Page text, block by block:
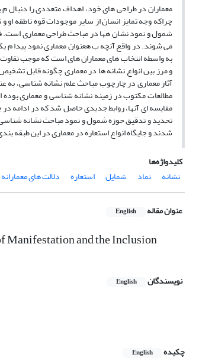
معماران در طراحی های خود، اهداف متعددی را دنبال م
چراکه وجه تمایز انسان از سایر موجودات قوه ناطقه
شمول و نمود نشان هها در مباحث طراحی معماری است.
می شوند. در واقع آنچه ب هعنوان معماری نمود پیدا م
به واسطه انتخاب های معماران های است که موجب
و مرز بین انواع نشانه ها در معماری چگونه قابل
آثار معماری در چارچوب مباحث علم نشانه شناسی، به
مطالعات مکتوب در زمینه نشانه شناسی و معماری
مقایسه ای آنها، روابط جدیدی حاصل شد که در ادامه
تحدید و تدقیق حوزه شمول و نمود مباحث نشانه شناسی
شدند و جایگاه انواع استعاره در معماری در این طبقه
کلیدواژه‌ها
نشانه
نماد شمایل استعاره دلالت های معمارانه
عنوان مقاله English
and the Inclusion
نویسندگان English
چکیده
English